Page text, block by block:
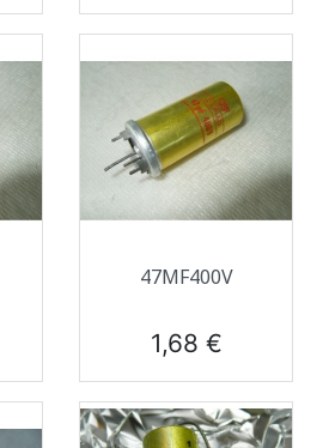
47ΜF400V
Prix
1,68 €